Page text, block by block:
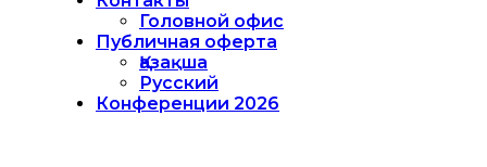
Головной офис
Публичная оферта
Қазақша
Русский
Конференции 2026